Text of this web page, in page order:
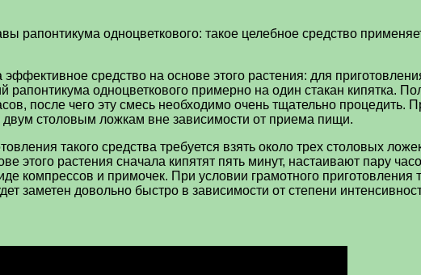
рапонтикума одноцветкового: такое целебное средство
средство на основе этого растения: для
рапонтикума одноцветкового примерно на один стакан кипятка.
после чего эту смесь необходимо очень тщательно процедить.
двум столовым ложкам вне зависимости от приема пищи.
такого средства требуется взять около трех столовых
этого растения сначала кипятят пять минут, настаивают пару
компрессов и примочек. При условии грамотного приготовления
заметен довольно быстро в зависимости от степени